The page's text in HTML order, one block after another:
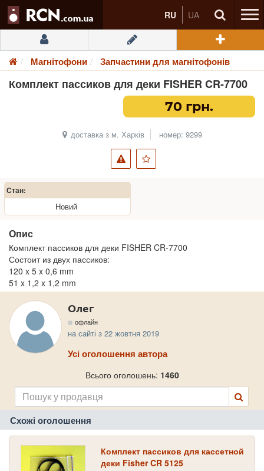
RU UA
Магнітофони Запчастини для магнітофонів
Комплект пассиков для деки FISHER CR-7700
70 грн.
доставка з м. Харків номер: 9299
Стан:
Новий
Опис
Комплект пассиков для деки FISHER CR-7700
Состоит из двух пассиков:
120 x 5 x 0,6 mm
51 x 1,2 x 1,2 mm
Олег
офлайн
на сайті з 22 жовтня 2019
Усі оголошення автора
Всього оголошень: 1460
Схожі оголошення
Комплект пассиков для кассетной
деки Fisher CR 5125